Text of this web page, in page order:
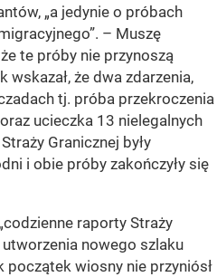
„a jedynie o próbach
– Muszę
te próby nie przynoszą
wskazał, że dwa zdarzenia,
tj. próba przekroczenia
ucieczka 13 nielegalnych
Granicznej były
i obie próby zakończyły się
raporty Straży
nowego szlaku
początek wiosny nie przyniósł